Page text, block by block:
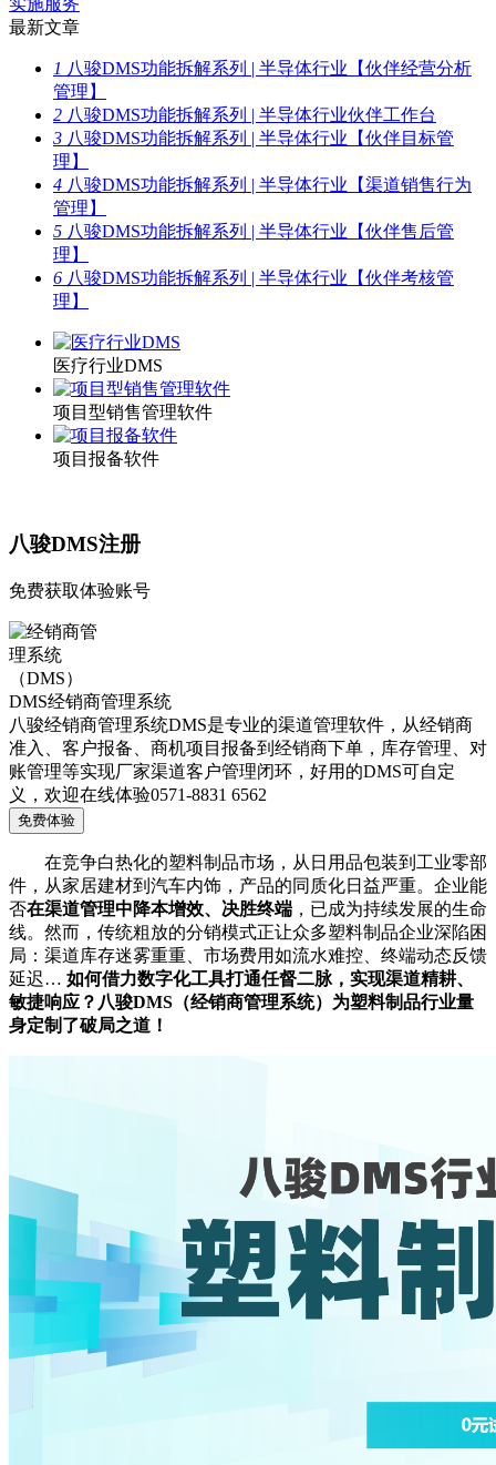
实施服务
最新文章
1 八骏DMS功能拆解系列 | 半导体行业【伙伴经营分析
管理】
2 八骏DMS功能拆解系列 | 半导体行业伙伴工作台
3 八骏DMS功能拆解系列 | 半导体行业【伙伴目标管
理】
4 八骏DMS功能拆解系列 | 半导体行业【渠道销售行为
管理】
5 八骏DMS功能拆解系列 | 半导体行业【伙伴售后管
理】
6 八骏DMS功能拆解系列 | 半导体行业【伙伴考核管
理】
医疗行业DMS
项目型销售管理软件
项目报备软件
八骏DMS注册
免费获取体验账号
DMS经销商管理系统
八骏经销商管理系统DMS是专业的渠道管理软件，从经销商
准入、客户报备、商机项目报备到经销商下单，库存管理、对
账管理等实现厂家渠道客户管理闭环，好用的DMS可自定
义，欢迎在线体验0571-8831 6562
免费体验
在竞争白热化的塑料制品市场，从日用品包装到工业零部
件，从家居建材到汽车内饰，产品的同质化日益严重。企业能
否在渠道管理中降本增效、决胜终端 ，已成为持续发展的生命
线。然而，传统粗放的分销模式正让众多塑料制品企业深陷困
局：渠道库存迷雾重重、市场费用如流水难控、终端动态反馈
延迟… 如何借力数字化工具打通任督二脉，实现渠道精耕、
敏捷响应？八骏DMS（经销商管理系统）为塑料制品行业量
身定制了破局之道！